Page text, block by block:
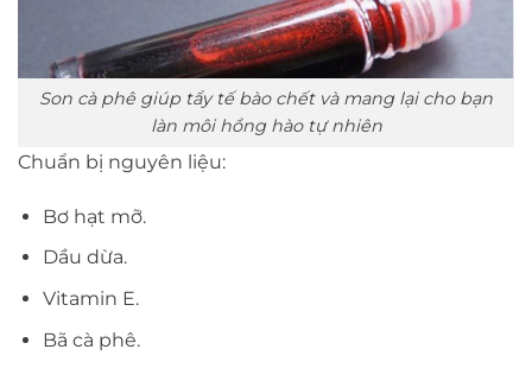
Son cà phê giúp tẩy tế bào chết và mang lại cho bạn
làn môi hồng hào tự nhiên
Chuẩn bị nguyên liệu:
Bơ hạt mỡ.
Dầu dừa.
Vitamin E.
Bã cà phê.